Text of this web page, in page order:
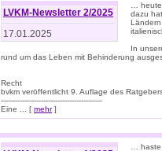
LVKM-Newsletter 2/2025
17.01.2025
…
dazu
In
rund um das Leben mit Behinderung
Recht
bvkm veröffentlicht 9. Auflage des
-------------------------------------------
Eine ... [ mehr]
…